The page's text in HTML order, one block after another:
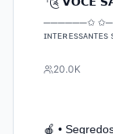
──────✩
20.0K
🍎 •